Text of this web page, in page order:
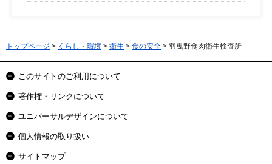
トップページ > くらし・環境 > 衛生 > 食の安全 > 羽曳野食肉衛生検査所
このサイトのご利用について
著作権・リンクについて
ユニバーサルデザインについて
個人情報の取り扱い
サイトマップ